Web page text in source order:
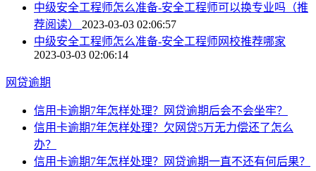
中级安全工程师怎么准备-安全工程师可以换专业吗（推
荐阅读） 2023-03-03 02:06:57
中级安全工程师怎么准备-安全工程师网校推荐哪家
2023-03-03 02:06:14
网贷逾期
信用卡逾期7年怎样处理？网贷逾期后会不会坐牢？
信用卡逾期7年怎样处理？欠网贷5万无力偿还了怎么
办？
信用卡逾期7年怎样处理？网贷逾期一直不还有何后果？